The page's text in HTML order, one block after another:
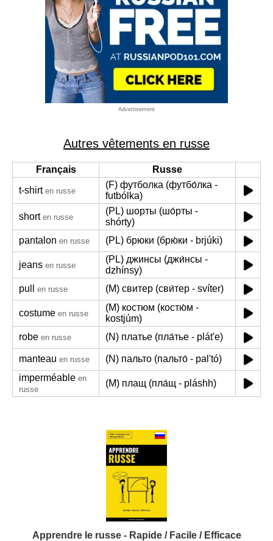
Advertisement
Autres vêtements en russe
Français
Russe
t-shirt en russe
(F) футболка (футбо́лка -
futbólka)
short en russe
(PL) шорты (шо́рты -
shórty)
pantalon en russe (PL) брюки (брю́ки - brjúki)
jeans en russe
(PL) джинсы (джи́нсы -
dzhínsy)
pull
en russe (M) свитер (сви́тер - svíter)
costume en russe
(M) костюм (костю́м -
kostjúm)
robe en russe (N) платье (пла́тье - plát'e)
manteau en russe
(N) пальто (пальто́ - pal'tó)
imperméable en
russe
(M) плащ (пла́щ - pláshh)
Apprendre le russe - Rapide / Facile / Efficace